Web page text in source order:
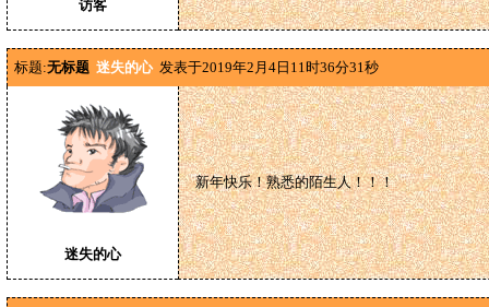
访客
标题:无标题 迷失的心 发表于2019年2月4日11时36分31秒
迷失的心
新年快乐！熟悉的陌生人！！！